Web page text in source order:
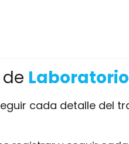
cada detalle del